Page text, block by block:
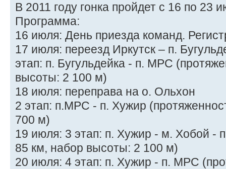
В 2011 году гонка пройдет с 16 по 23
Программа:
16 июля: День приезда команд.
17 июля: переезд Иркутск – п.
этап: п. Бугульдейка - п. МРС
высоты: 2 100 м)
18 июля: переправа на о. Ольхон
2 этап: п.МРС - п. Хужир
700 м)
19 июля: 3 этап: п. Хужир - м. Хобой -
85 км, набор высоты: 2 100 м)
20 июля: 4 этап: п. Хужир - п. МРС